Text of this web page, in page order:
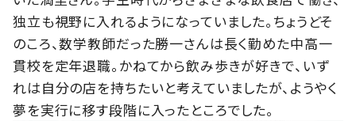
独立も視野に入れるようになっていました。ちょうどそ
のころ、数学教師だった勝一さんは長く勤めた中高一
貫校を定年退職。かねてから飲み歩きが好きで、いず
れは自分の店を持ちたいと考えていましたが、ようやく
夢を実行に移す段階に入ったところでした。